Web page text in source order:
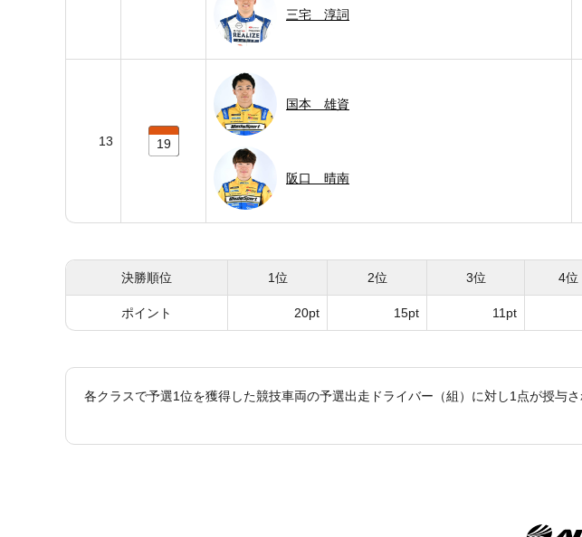
三宅 淳詞
13 19
国本 雄資
阪口 晴南
決勝順位 1位 2位 3位 4位
ポイント 20pt 15pt 11pt
各クラスで予選1位を獲得した競技車両の予選出走ドライバー（組）に対し1点が授与さ